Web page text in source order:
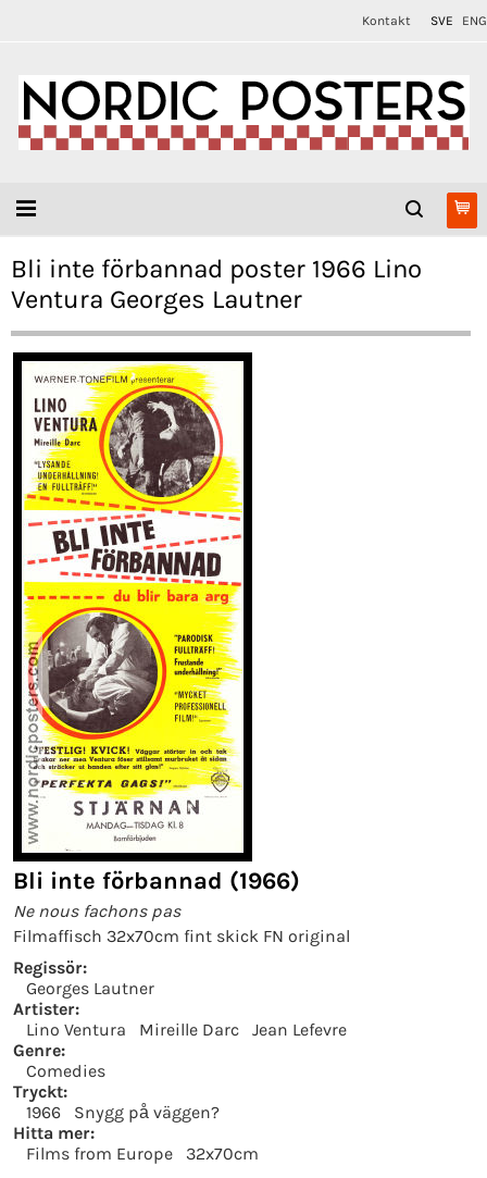
Kontakt SVE ENG
Bli inte förbannad poster 1966 Lino
Ventura Georges Lautner
Bli inte förbannad (1966)
Ne nous fachons pas
Filmaffisch 32x70cm fint skick FN original
Regissör:
Georges Lautner
Artister:
Lino Ventura
Mireille Darc
Jean Lefevre
Genre:
Comedies
Tryckt:
1966
Snygg på väggen?
Hitta mer:
Films from Europe
32x70cm